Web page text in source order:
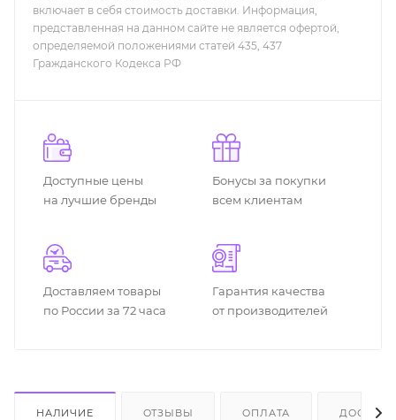
включает в себя стоимость доставки. Информация,
представленная на данном сайте не является офертой,
определяемой положениями статей 435, 437
Гражданского Кодекса РФ
Доступные цены
на лучшие бренды
Бонусы за покупки
всем клиентам
Доставляем товары
по России за 72 часа
Гарантия качества
от производителей
НАЛИЧИЕ ОТЗЫВЫ ОПЛАТА